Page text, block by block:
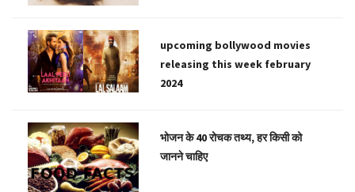
upcoming bollywood movies
releasing this week february
2024
भोजन के 40 रोचक तथ्य, हर किसी को
जानने चाहिए